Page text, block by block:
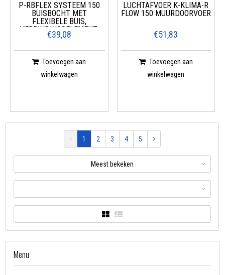
P-RBFLEX SYSTEEM 150
BUISBOCHT MET
FLEXIBELE BUIS,
VERBINDINGSELEMENT,
LICHTGRIJS
€39,08
Toevoegen aan
winkelwagen
LUCHTAFVOER K-KLIMA-R
FLOW 150 MUURDOORVOER
€51,83
Toevoegen aan
winkelwagen
1 2 3 4 5
Meest bekeken
Menu